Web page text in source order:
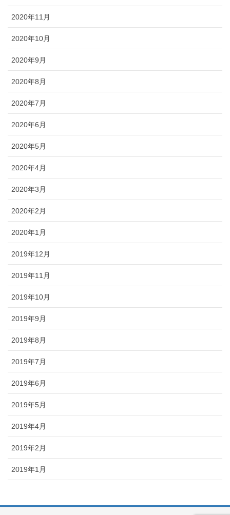
2020年11月
2020年10月
2020年9月
2020年8月
2020年7月
2020年6月
2020年5月
2020年4月
2020年3月
2020年2月
2020年1月
2019年12月
2019年11月
2019年10月
2019年9月
2019年8月
2019年7月
2019年6月
2019年5月
2019年4月
2019年2月
2019年1月